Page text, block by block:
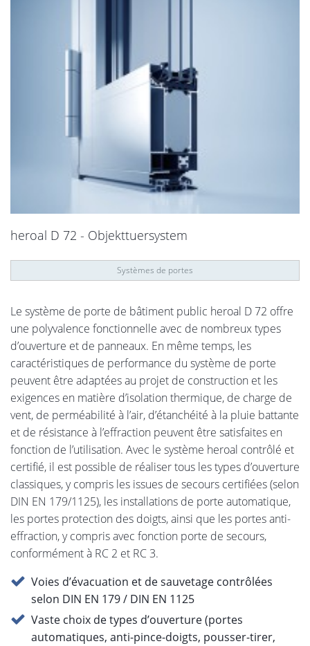
heroal D 72 - Objekttuersystem
Systèmes de portes
Le système de porte de bâtiment public heroal D 72 offre
une polyvalence fonctionnelle avec de nombreux types
d’ouverture et de panneaux. En même temps, les
caractéristiques de performance du système de porte
peuvent être adaptées au projet de construction et les
exigences en matière d’isolation thermique, de charge de
vent, de perméabilité à l’air, d’étanchéité à la pluie battante
et de résistance à l’effraction peuvent être satisfaites en
fonction de l’utilisation. Avec le système heroal contrôlé et
certifié, il est possible de réaliser tous les types d’ouverture
classiques, y compris les issues de secours certifiées (selon
DIN EN 179/1125), les installations de porte automatique,
les portes protection des doigts, ainsi que les portes anti-
effraction, y compris avec fonction porte de secours,
conformément à RC 2 et RC 3.
Voies d’évacuation et de sauvetage contrôlées
selon DIN EN 179 / DIN EN 1125
Vaste choix de types d’ouverture (portes
automatiques, anti-pince-doigts, pousser-tirer,